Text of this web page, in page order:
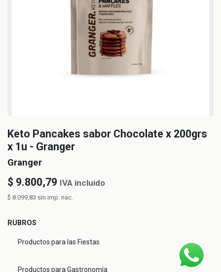
Keto Pancakes sabor Chocolate x 200grs
x 1u - Granger
Granger
$ 9.800,79 IVA incluido
$ 8.099,83 sin imp. nac.
RUBROS
Productos para las Fiestas
Productos para Gastronomía